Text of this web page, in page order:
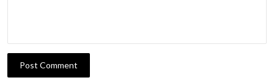
Post Comment